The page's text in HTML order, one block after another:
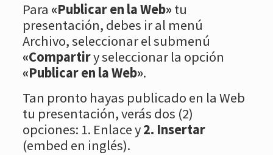
Para «Publicar en la Web» tu
presentación, debes ir al menú
Archivo, seleccionar el submenú
«Compartiry seleccionar la opción
«Publicar en la Web».
Tan pronto hayas publicado en la Web
tu presentación, verás dos (2)
opciones: 1. Enlace y2. Insertar
(embed en inglés).